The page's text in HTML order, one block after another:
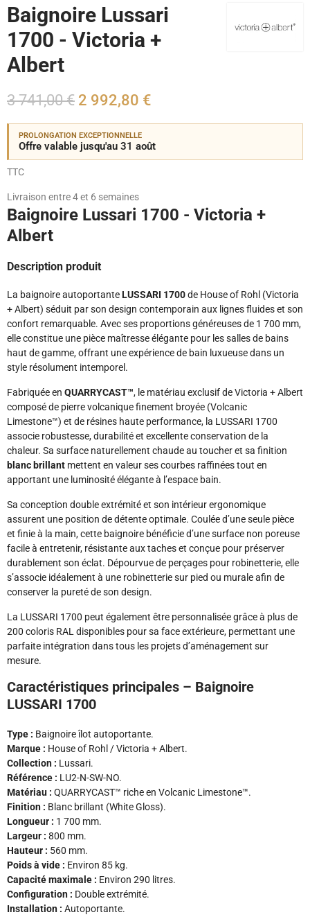
Baignoire Lussari
1700 - Victoria +
Albert
3 741,00 € 2 992,80 €
PROLONGATION EXCEPTIONNELLE
Offre valable jusqu'au 31 août
TTC
Livraison entre 4 et 6 semaines
Baignoire Lussari 1700 - Victoria +
Albert
Description produit
La baignoire autoportanteLUSSARI 1700de House of Rohl (Victoria
+ Albert) séduit par son design contemporain aux lignes fluides et son
confort remarquable. Avec ses proportions généreuses de 1 700 mm,
elle constitue une pièce maîtresse élégante pour les salles de bains
haut de gamme, offrant une expérience de bain luxueuse dans un
style résolument intemporel.
Fabriquée en QUARRYCAST™, le matériau exclusif de Victoria + Albert
composé de pierre volcanique finement broyée (Volcanic
Limestone™) et de résines haute performance, la LUSSARI 1700
associe robustesse, durabilité et excellente conservation de la
chaleur. Sa surface naturellement chaude au toucher et sa finition
blanc brillant mettent en valeur ses courbes raffinées tout en
apportant une luminosité élégante à l’espace bain.
Sa conception double extrémité et son intérieur ergonomique
assurent une position de détente optimale. Coulée d’une seule pièce
et finie à la main, cette baignoire bénéficie d’une surface non poreuse
facile à entretenir, résistante aux taches et conçue pour préserver
durablement son éclat. Dépourvue de perçages pour robinetterie, elle
s’associe idéalement à une robinetterie sur pied ou murale afin de
conserver la pureté de son design.
La LUSSARI 1700 peut également être personnalisée grâce à plus de
200 coloris RAL disponibles pour sa face extérieure, permettant une
parfaite intégration dans tous les projets d’aménagement sur
mesure.
Caractéristiques principales – Baignoire
LUSSARI 1700
Type : Baignoire îlot autoportante.
Marque : House of Rohl / Victoria + Albert.
Collection : Lussari.
Référence : LU2-N-SW-NO.
Matériau : QUARRYCAST™ riche en Volcanic Limestone™.
Finition : Blanc brillant (White Gloss).
Longueur : 1 700 mm.
Largeur : 800 mm.
Hauteur : 560 mm.
Poids à vide : Environ 85 kg.
Capacité maximale : Environ 290 litres.
Configuration : Double extrémité.
Installation : Autoportante.